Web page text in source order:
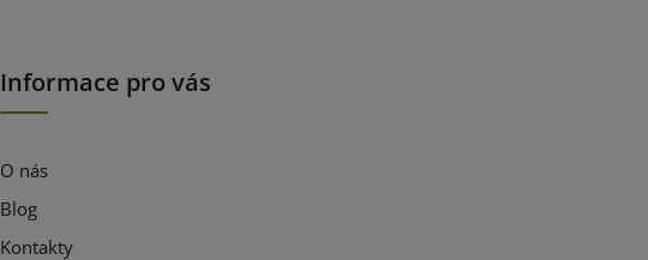
Informace pro vás
O nás
Blog
Kontakty